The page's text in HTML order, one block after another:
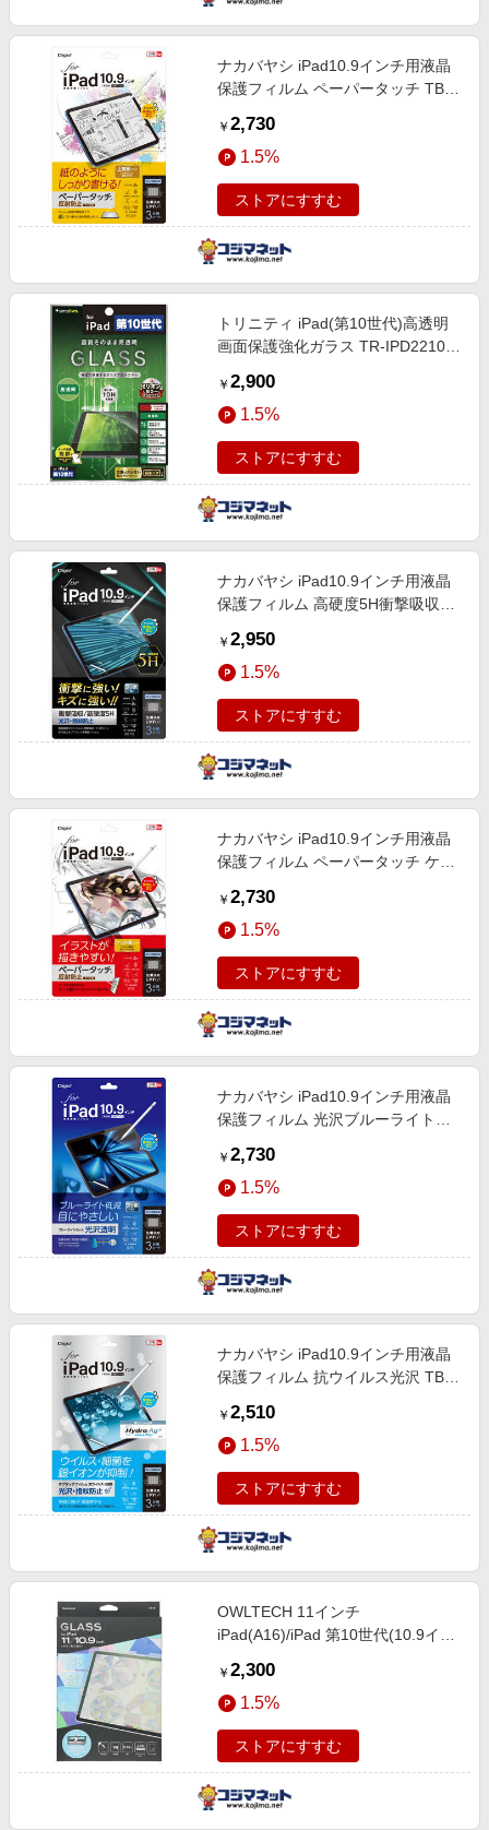
ナカバヤシ iPad10.9インチ用液晶
保護フィルム ペーパータッチ TBF-
￥ 2,730
1.5%
ストアにすすむ
トリニティ iPad(第10世代)高透明
画面保護強化ガラス TR-IPD2210-
￥ 2,900
1.5%
ストアにすすむ
ナカバヤシ iPad10.9インチ用液晶
保護フィルム 高硬度5H衝撃吸収
￥ 2,950
1.5%
ストアにすすむ
ナカバヤシ iPad10.9インチ用液晶
保護フィルム ペーパータッチ ケン
￥ 2,730
1.5%
ストアにすすむ
ナカバヤシ iPad10.9インチ用液晶
保護フィルム 光沢ブルーライトカ
￥ 2,730
1.5%
ストアにすすむ
ナカバヤシ iPad10.9インチ用液晶
保護フィルム 抗ウイルス光沢 TBF-
￥ 2,510
1.5%
ストアにすすむ
OWLTECH 11インチ
iPad(A16)/iPad 第10世代(10.9イン
ア OWL-GSIH1101-AG
￥ 2,300
1.5%
ストアにすすむ